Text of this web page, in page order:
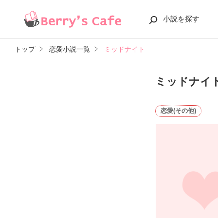
小説を探す
トップ 恋愛小説一覧 ミッドナイト
ミッドナイ
恋愛(その他)